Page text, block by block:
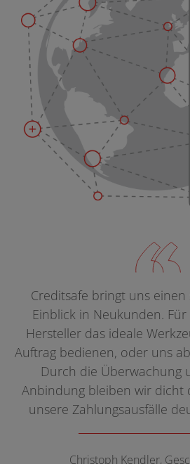
Creditsafe bringt uns
Einblick in Neukunden. Für
Hersteller das ideale
Auftrag bedienen, oder uns
Durch die Überwachung
Anbindung bleiben wir dicht
unsere Zahlungsausfälle
Christoph Kendler,